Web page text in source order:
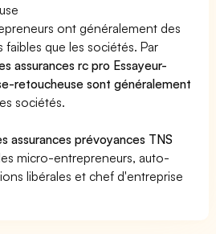
ont généralement des
que les sociétés. Par
assurances rc pro Essayeur-
retoucheuse sont généralement
sociétés.
assurances prévoyances TNS
micro-entrepreneurs, auto-
libérales et chef d'entreprise